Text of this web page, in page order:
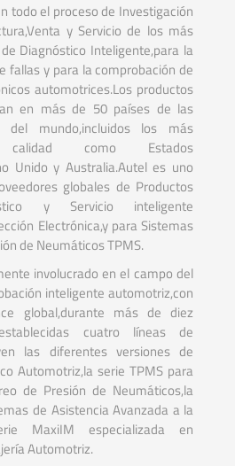
todo el proceso de Investigación
y Servicio de los más
Diagnóstico Inteligente,para la
fallas y para la comprobación de
automotrices.Los productos
en más de 50 países de las
del mundo,incluidos los más
como Estados
Unido y Australia.Autel es uno
globales de Productos
y Servicio inteligente
Electrónica,y para Sistemas
de Neumáticos TPMS.
involucrado en el campo del
inteligente automotriz,con
global,durante más de diez
cuatro líneas de
las diferentes versiones de
Automotriz,la serie TPMS para
de Presión de Neumáticos,la
de Asistencia Avanzada a la
MaxiIM especializada en
Automotriz.